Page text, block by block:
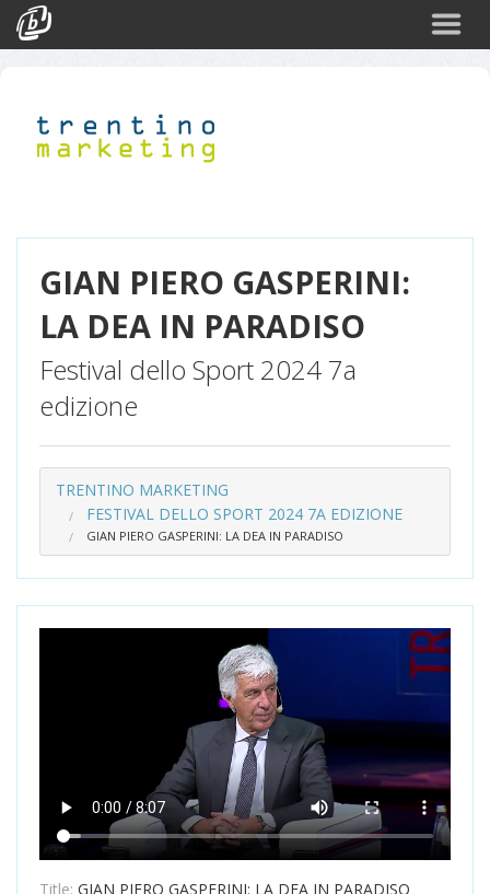
Eventi
GIAN PIERO GASPERINI:
LA DEA IN PARADISO
Festival dello Sport 2024 7a
edizione
TRENTINO MARKETING
FESTIVAL DELLO SPORT 2024 7A EDIZIONE
GIAN PIERO GASPERINI: LA DEA IN PARADISO
Title: GIAN PIERO GASPERINI: LA DEA IN PARADISO